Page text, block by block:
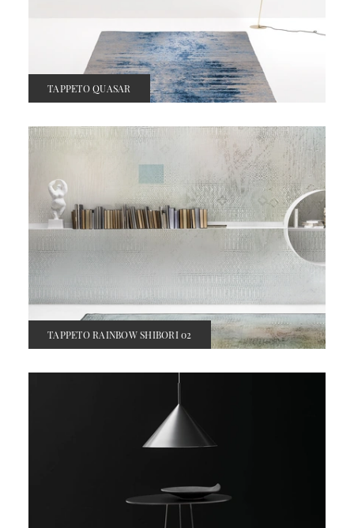
TAPPETO QUASAR
TAPPETO RAINBOW SHIBORI 02